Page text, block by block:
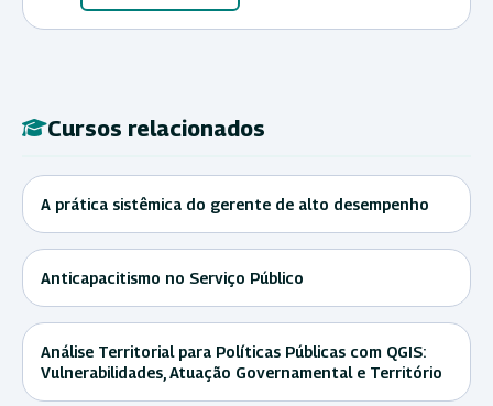
Cursos relacionados
A prática sistêmica do gerente de alto desempenho
Anticapacitismo no Serviço Público
Análise Territorial para Políticas Públicas com QGIS:
Vulnerabilidades, Atuação Governamental e Território